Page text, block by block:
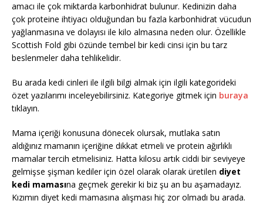
amacı ile çok miktarda karbonhidrat bulunur. Kedinizin daha
çok proteine ihtiyacı olduğundan bu fazla karbonhidrat vücudun
yağlanmasına ve dolayısı ile kilo almasına neden olur. Özellikle
Scottish Fold gibi özünde tembel bir kedi cinsi için bu tarz
beslenmeler daha tehlikelidir.
Bu arada kedi cinleri ile ilgili bilgi almak için ilgili kategorideki
özet yazılarımı inceleyebilirsiniz. Kategoriye gitmek için buraya
tıklayın.
Mama içeriği konusuna dönecek olursak, mutlaka satın
aldığınız mamanın içeriğine dikkat etmeli ve protein ağırlıklı
mamalar tercih etmelisiniz. Hatta kilosu artık ciddi bir seviyeye
gelmişse şişman kediler için özel olarak olarak üretilen diyet
kedi mamasına geçmek gerekir ki biz şu an bu aşamadayız.
Kızımın diyet kedi mamasına alışması hiç zor olmadı bu arada.